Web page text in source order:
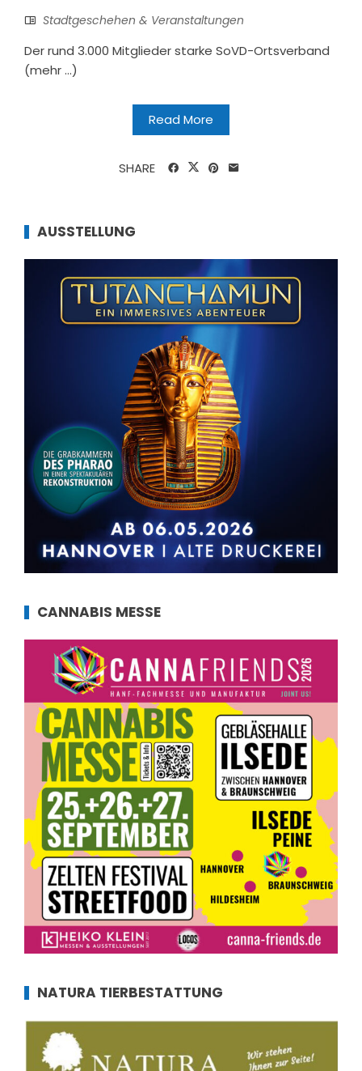
Stadtgeschehen & Veranstaltungen
Der rund 3.000 Mitglieder starke SoVD-Ortsverband
(mehr …)
Read More
SHARE
AUSSTELLUNG
CANNABIS MESSE
NATURA TIERBESTATTUNG